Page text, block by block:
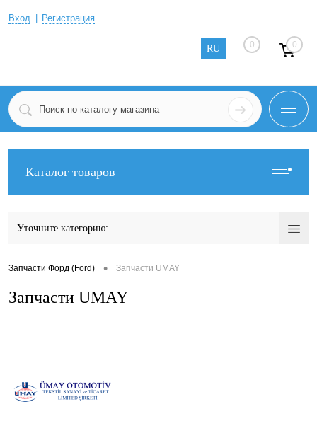
Вход Регистрация
RU 0 0
Каталог товаров
Уточните категорию:
Запчасти Форд (Ford) • Запчасти UMAY
Запчасти UMAY